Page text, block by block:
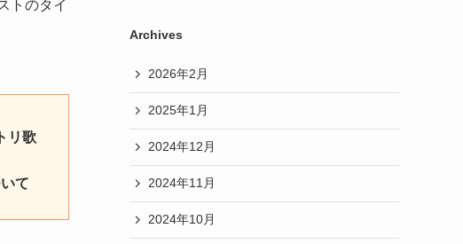
トのタイ
リ歌
て
Archives
2026年2月
2025年1月
2024年12月
2024年11月
2024年10月